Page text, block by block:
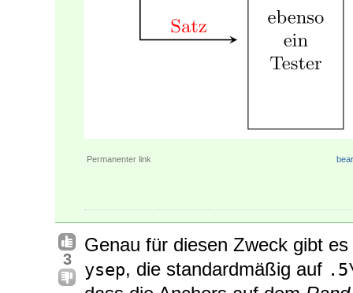
Permanenter link
3
Genau für diesen Zweck gibt
ysep, die standardmäßig auf